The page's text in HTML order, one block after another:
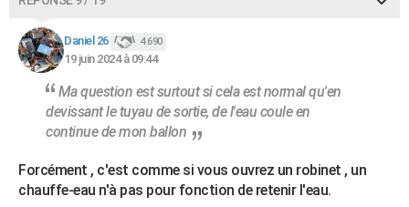
Daniel 26 4 690
19 juin 2024 à 09:44
Ma question est surtout si cela est normal qu'en
devissant le tuyau de sortie, de l'eau coule en
continue de mon ballon
Forcément , c'est comme si vous ouvrez un robinet , un
chauffe-eau n'à pas pour fonction de retenir l'eau.